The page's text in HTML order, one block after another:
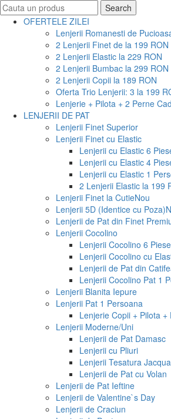
Search
for:
Search
OFERTELE ZILEI
Lenjerii Romanesti de
2 Lenjerii Finet de la 199 RON
2 Lenjerii Elastic la 229 RON
2 Lenjerii Bumbac la 299 RON
2 Lenjerii Copii la 189 RON
Oferta Trio Lenjerii: 3 la 199
Lenjerie + Pilota + 2 Perne
LENJERII DE PAT
Lenjerii Finet Superior
Lenjerii Finet cu Elastic
Lenjerii cu Elastic 6
Lenjerii cu Elastic 4
Lenjerii cu Elastic 1
2 Lenjerii Elastic la 199
Lenjerii Finet la CutieNou
Lenjerii 5D (Identice cu Poza)
Lenjerii de Pat din Finet
Lenjerii Cocolino
Lenjerii Cocolino 6 Piese
Lenjerii Cocolino cu
Lenjerii de Pat din
Lenjerii Cocolino Pat 1
Lenjerii Blanita Iepure
Lenjerii Pat 1 Persoana
Lenjerie Copii + Pilota +
Lenjerii Moderne/Uni
Lenjerii de Pat Damasc
Lenjerii cu Pliuri
Lenjerii Tesatura
Lenjerii de Pat cu Volan
Lenjerii de Pat Ieftine
Lenjerii de Valentine`s Day
Lenjerii de Craciun